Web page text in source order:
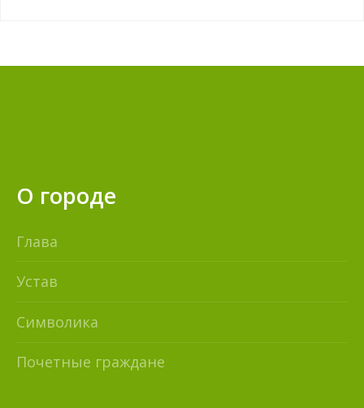
О городе
Глава
Устав
Символика
Почетные граждане